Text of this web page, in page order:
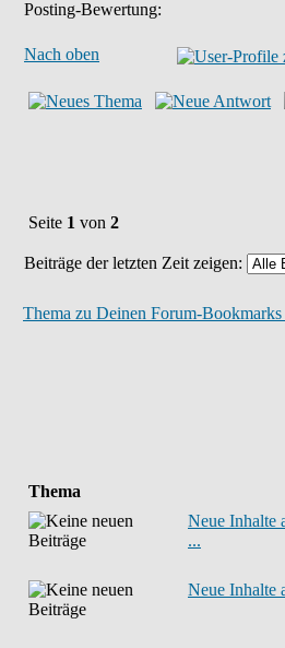
Posting-Bewertung:
Nach oben
Seite 1 von 2
Beiträge der letzten Zeit zeigen:
Thema zu Deinen Forum-
Thema
Neue Inhalte
...
Neue Inhalte